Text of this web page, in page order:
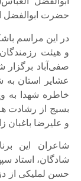
حضرت ابوالفضل
در این مراسم
و هیئت
صفی‌آباد برگزار
عشایر استان به
خاطره شهدا به
بسیج از رشادت
و علیرضا باغبان
شاعران این
شادگان، استاد
حسن لملیکی از